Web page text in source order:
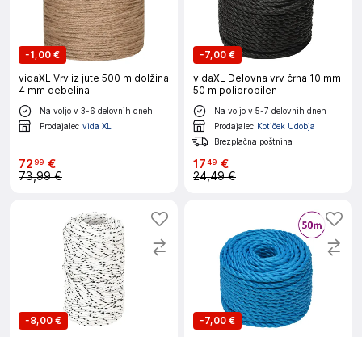
-1,00 €
vidaXL Vrv iz jute 500 m dolžina
4 mm debelina
Na voljo v 3-6 delovnih dneh
Prodajalec vida XL
7299 €
73,99 €
-7,00 €
vidaXL Delovna vrv črna 10 mm
50 m polipropilen
Na voljo v 5-7 delovnih dneh
Prodajalec Kotiček Udobja
Brezplačna poštnina
1749 €
24,49 €
-8,00 €
-7,00 €